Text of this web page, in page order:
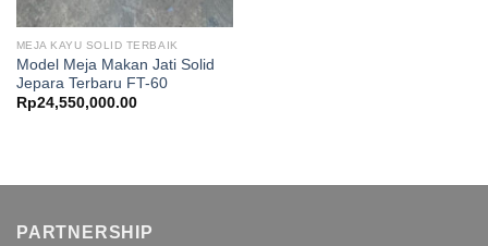
MEJA KAYU SOLID TERBAIK
Model Meja Makan Jati Solid
Jepara Terbaru FT-60
Rp24,550,000.00
PARTNERSHIP